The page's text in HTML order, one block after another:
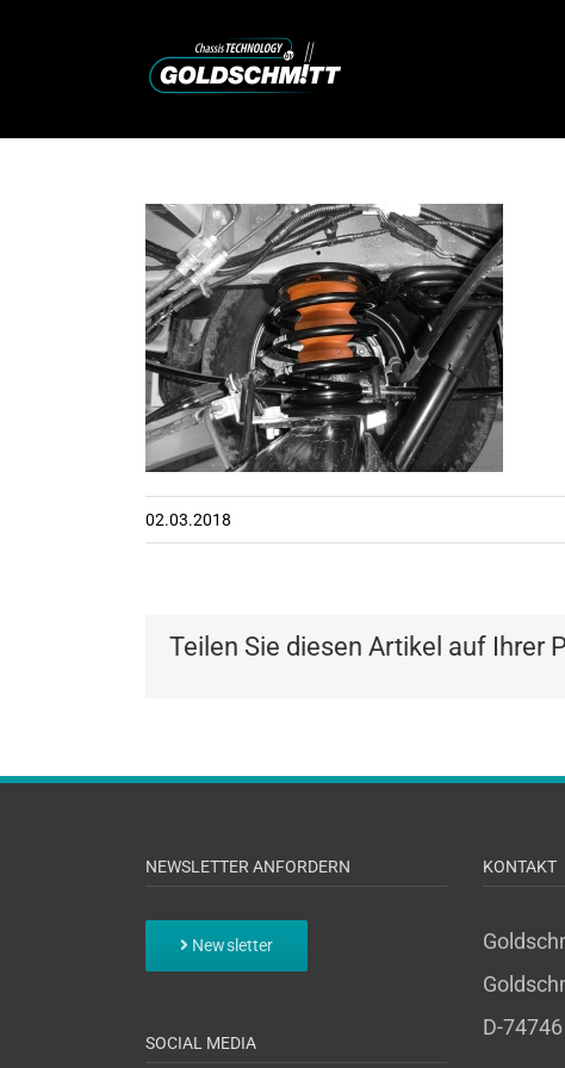
02.03.2018
Teilen Sie diesen Artikel auf Ihrer
NEWSLETTER ANFORDERN
Newsletter
SOCIAL MEDIA
KONTAKT
D-